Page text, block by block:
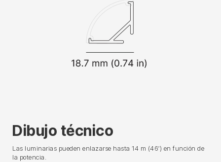
Dibujo técnico
Las luminarias pueden enlazarse hasta 14 m (46′) en función de
la potencia.